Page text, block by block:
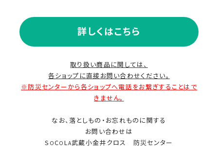
2021.05
2020.07
詳しくはこちら
取り扱い商品に関しては、
各ショップに直接お問い合わせください。
※防災センターから各ショップへ電話をお繋ぎすることはで
きません。
なお、落としもの・お忘れものに関する
お問い合わせは
S OCO LA武蔵小金井クロス 防災センター